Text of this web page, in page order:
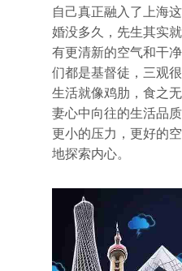
自己真正融入了上海
婚没多久，先生其实
有更清新的空气和干
们都是基督徒，三观
生活就像鸡肋，食之
妻心中向往的生活品
更小的压力，更好的
地探索内心。